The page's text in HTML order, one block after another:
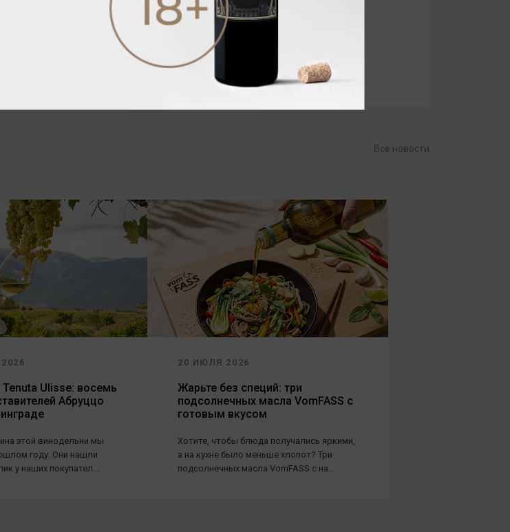
Все новости
Ulisse: восемь
Абруццо
этой винодельни мы
году. Они нашли
у наших покупател...
20 ИЮЛЯ 2026
Жарьте без специй: три
подсолнечных масла VomFASS с
готовым вкусом
Хотите, чтобы блюда получались яркими,
а на кухне было меньше хлопот? Три
подсолнечных масла VomFASS с на...